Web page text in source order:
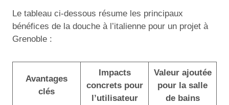
Le tableau ci-dessous résume les principaux
bénéfices de la douche à l’italienne pour un projet à
Grenoble :
Avantages
clés
Impacts
concrets pour
l’utilisateur
Valeur ajoutée
pour la salle
de bains